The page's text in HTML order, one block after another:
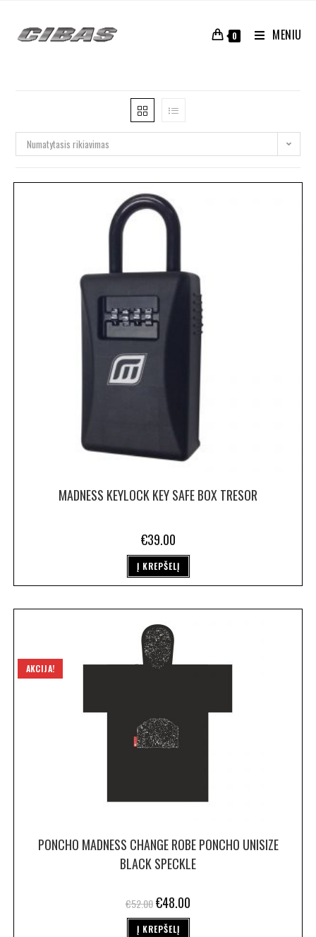
0 MENIU
Numatytasis rikiavimas
MADNESS KEYLOCK KEY SAFE BOX TRESOR
€39.00
Į KREPŠELĮ
AKCIJA!
PONCHO MADNESS CHANGE ROBE PONCHO UNISIZE
BLACK SPECKLE
€52.00€48.00
Į KREPŠELĮ